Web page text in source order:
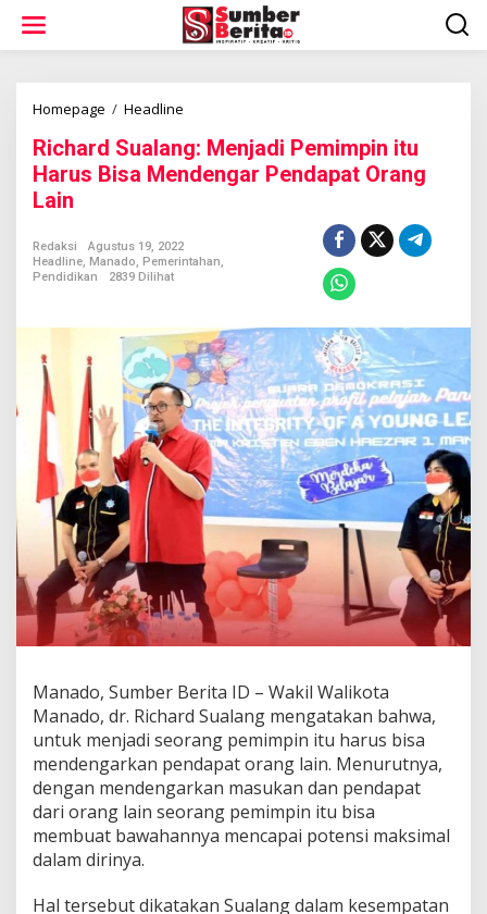
w
Homepage / Headline
c
h
a
u
a
n
g
M
e
n
j
a
d
e
i
m
p
i
t
u
a
r
u
s
Richard Sualang: Menjadi Pemimpin itu
Harus Bisa Mendengar Pendapat Orang
Lain
Redaksi
Agustus 19, 2022
Headline, Manado, Pemerintahan,
Pendidikan
2839 Dilihat
Manado, Sumber Berita ID – Wakil Walikota
Manado, dr. Richard Sualang mengatakan bahwa,
untuk menjadi seorang pemimpin itu harus bisa
mendengarkan pendapat orang lain. Menurutnya,
dengan mendengarkan masukan dan pendapat
dari orang lain seorang pemimpin itu bisa
membuat bawahannya mencapai potensi maksimal
dalam dirinya.
Hal tersebut dikatakan Sualang dalam kesempatan